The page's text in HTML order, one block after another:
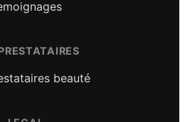
beauté